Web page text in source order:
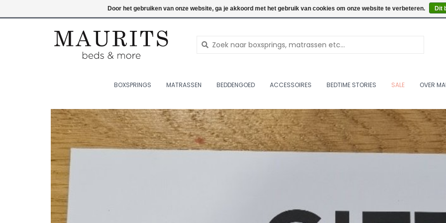
Inloggen Openingstijden: Vrijdag &
BOXSPRINGS MATRASSEN BEDDENGOED ACCESSOIRES BEDTIME STORIES SALE OVER
Door het gebruiken van onze website, ga je akkoord met het gebruik van cookies om onze website te verbeteren. Dit